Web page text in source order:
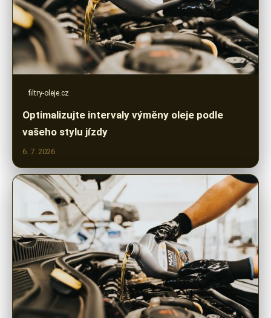
filtry-oleje.cz
Optimalizujte intervaly výměny oleje podle
vašeho stylu jízdy
6. 7. 2026